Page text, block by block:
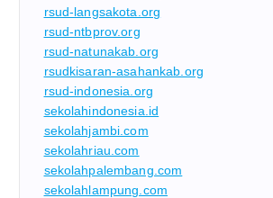
rsud-langsakota.org
rsud-ntbprov.org
rsud-natunakab.org
rsudkisaran-asahankab.org
rsud-indonesia.org
sekolahindonesia.id
sekolahjambi.com
sekolahriau.com
sekolahpalembang.com
sekolahlampung.com